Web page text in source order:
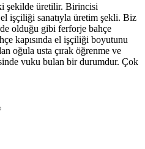
şekilde üretilir. Birincisi
işçiliği sanatıyla üretim şekli. Biz
olduğu gibi ferforje bahçe
kapısında el işçiliği boyutunu
oğula usta çırak öğrenme ve
vuku bulan bir durumdur. Çok